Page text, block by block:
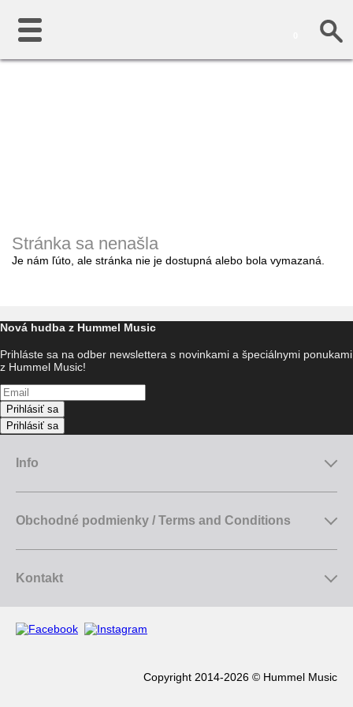
Stránka sa nenašla
Je nám ľúto, ale stránka nie je dostupná alebo bola vymazaná.
Nová hudba z Hummel Music
Prihláste sa na odber newslettera s novinkami a špeciálnymi ponukami
z Hummel Music!
Prihlásiť sa
Prihlásiť sa
Info
Obchodné podmienky / Terms and Conditions
Kontakt
Copyright 2014-2026 © Hummel Music